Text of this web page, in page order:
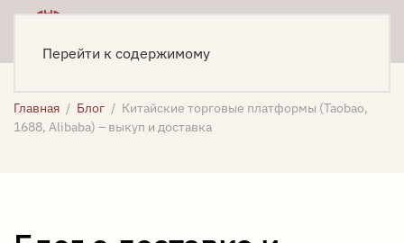
Перейти к содержимому
Главная Блог
Китайские торговые платформы (Taobao,
1688, Alibaba) – выкуп и доставка